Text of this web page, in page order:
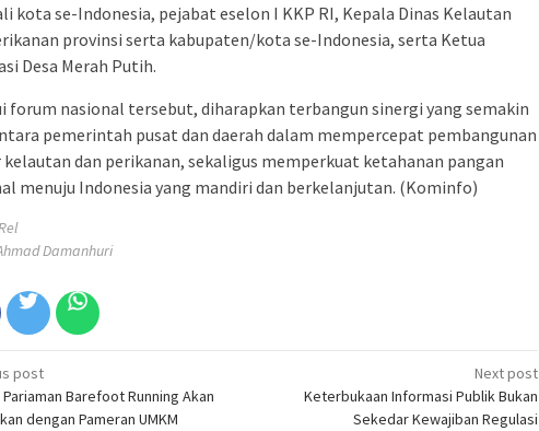
kota se-Indonesia, pejabat eselon I KKP RI, Kepala Dinas Kelautan
provinsi serta kabupaten/kota se-Indonesia, serta Ketua
Desa Merah Putih.
forum nasional tersebut, diharapkan terbangun sinergi yang semakin
pemerintah pusat dan daerah dalam mempercepat pembangunan
dan perikanan, sekaligus memperkuat ketahanan pangan
menuju Indonesia yang mandiri dan berkelanjutan. (Kominfo)
Damanhuri
post
Pariaman Barefoot Running Akan
dengan Pameran UMKM
Next post
Keterbukaan Informasi Publik Bukan
Sekedar Kewajiban Regulasi